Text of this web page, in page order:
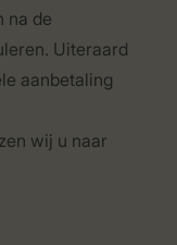
na de
Uiteraard
aanbetaling
wij u naar